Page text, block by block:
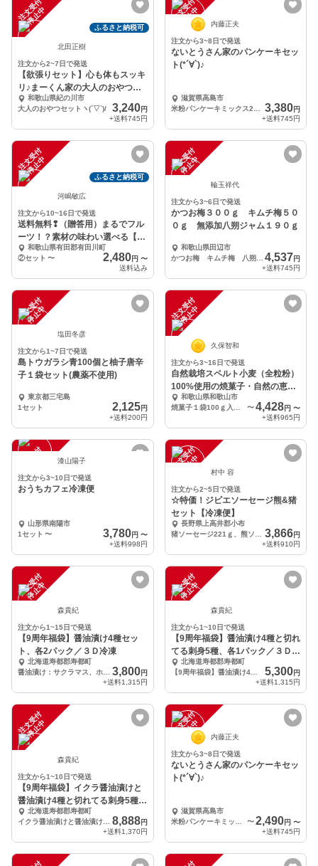
注
文
受
付
停
止
中
ふるさと納税可
北田正樹
注文から2~7日で発送
【欲張りセット】心も体もスッキ
リ♪まーくん家の大人のおやつセ
ットヽ(´▽`)/
和歌山県紀の川市
大人のおやつセットヽ(´▽`)/
3,240円
+送料745円
注
文
受
付
停
止
中 内藤正夫
注文から3~8日で発送
ないとうさん家のパンケーキセッ
ト(*´∀`)♪
滋賀県高島市
3,380円
+送料745円
注
文
受
付
停
止
中
ふるさと納税可
河嶋敏広
注文から10~16日で発送
送料無料❢（贈答用）まるでフル
ーツ！？素材の味わい選べる【ギ
フトセット】
和歌山県有田郡有田川町
②セット 〜 2,480円 〜
送料込み
注
文
受
付
停
止
中
輪玉祥代
注文から3~6日で発送
かつお梅３００ｇ キムチ梅５０
０ｇ 無添加八朔ジャム１９０ｇ
和歌山県田辺市
4,537円
+送料745円
注
文
受
付
停
止
中
塩田冬彦
注文から1~7日で発送
島トウガラシ青100個と柚子唐辛
子１袋セット(農薬不使用)
東京都三宅島
1セット
2,125円
+送料200円
注
文
受
付
停
止
中
久保智和
注文から3~16日で発送
自然栽培スペルト小麦（全粒粉）
100%使用の焼菓子・自然の恵味
噌の自然栽培セット
和歌山県和歌山市
〜4,428円 〜
+送料965円
注
文
受
付
停
止 漆山陽子
注文から3~10日で発送
おうちカフェ冷凍便
山形県南陽市
1セット 〜 3,780円 〜
+送料998円
注
文
受
付
停
止
中 村中 容
注文から2~5日で発送
☆特価！ジビエソーセージ熊&猪
セット【冷凍便】
長野県上高井郡小布
3,866円
+送料910円
注
文
受
付
停
止
中
森貴紀
注文から1~15日で発送
【9周年福袋】醤油漬け4種セッ
ト、各2パック／３Ｄ冷凍
北海道寿都郡寿都町
3,800円
+送料1,315円
注
文
受
付
停
止
中
森貴紀
注文から1~10日で発送
【9周年福袋】醤油漬け4種と切れ
てる刺身5種、各1パック／３Ｄ冷
凍 北海道寿都郡寿都町
【9周年福袋】醤油漬け4種と切れてる刺身5種、各1パック
5,300円
+送料1,315円
注
文
受
付
停
止
中
森貴紀
注文から1~10日で発送
【9周年福袋】イクラ醤油漬けと
醤油漬け4種と切れてる刺身5種
+おまけ／3D冷凍
北海道寿都郡寿都町
8,888円
+送料1,370円
注
文
受
付
停
止
中 内藤正夫
注文から3~8日で発送
ないとうさん家のパンケーキセッ
ト(*´∀`)♪
滋賀県高島市
〜2,490円 〜
+送料745円